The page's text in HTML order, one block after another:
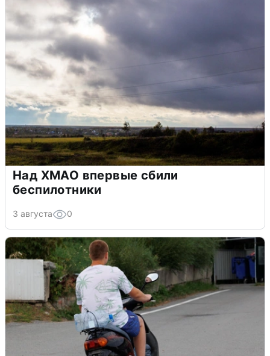
Над ХМАО впервые сбили
беспилотники
3 августа 0